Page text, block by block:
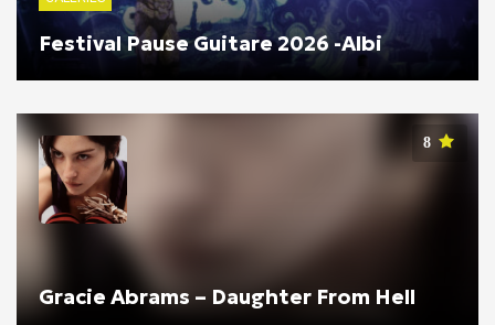
Festival Pause Guitare 2026 -Albi
8
Gracie Abrams – Daughter From Hell